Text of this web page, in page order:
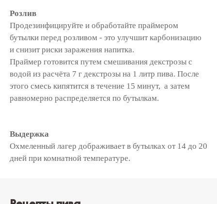
Розлив
Продезинфицируйте и обработайте праймером
бутылки перед розливом - это улучшит карбонизацию
и снизит риски заражения напитка.
Праймер готовится путем смешивания декстрозы с
водой из расчёта 7 г декстрозы на 1 литр пива. После
этого смесь кипятится в течение 15 минут, а затем
равномерно распределяется по бутылкам.
Выдержка
Охмеленный лагер дображиваетв бутылках от 14 до 20
дней при комнатной температуре.